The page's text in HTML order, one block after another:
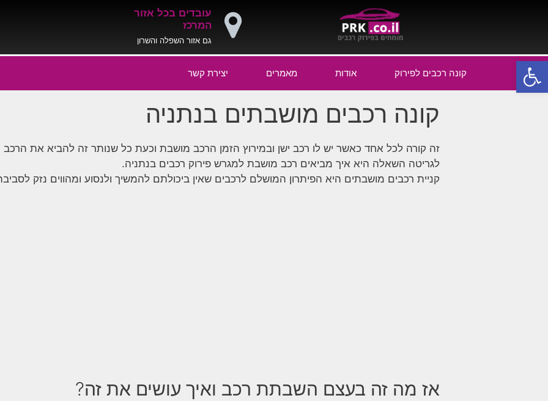
פתח סרגל נגישות
עובדים בכל אזור
המרכז
גם אזור השפלה והשרון
קונה רכבים לפירוק אודות מאמרים יצירת קשר
קונה רכבים מושבתים בנתניה
זה קורה לכל אחד כאשר יש לו רכב ישן ובמירוץ הזמן הרכב מושבת וכעת כל שנותר זה להביא את הרכב
לגריטה השאלה היא איך מביאים רכב מושבת למגרש פירוק רכבים בנתניה.
קניית רכבים מושבתים היא הפיתרון המושלם לרכבים שאין ביכולתם להמשיך ולנסוע ומהווים נזק
אז מה זה בעצם השבתת רכב ואיך עושים את זה?